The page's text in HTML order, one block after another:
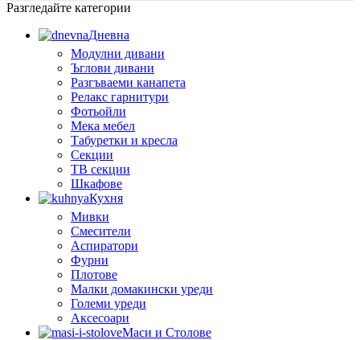
Разгледайте категории
Дневна
Модулни дивани
Ъглови дивани
Разгъваеми канапета
Релакс гарнитури
Фотьойли
Мека мебел
Табуретки и кресла
Секции
ТВ секции
Шкафове
Кухня
Мивки
Смесители
Аспиратори
Фурни
Плотове
Малки домакински уреди
Големи уреди
Аксесоари
Маси и Столове